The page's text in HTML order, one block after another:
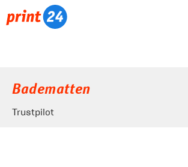
Badematten
Trustpilot